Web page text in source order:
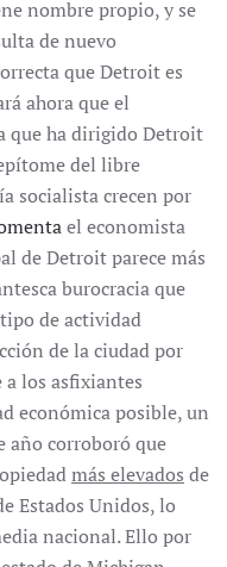
nombre propio, y se
de nuevo
que Detroit es
ahora que el
que ha dirigido Detroit
del libre
socialista crecen por
el economista
de Detroit parece más
burocracia que
de actividad
de la ciudad por
a los asfixiantes
económica posible, un
año corroboró que
más elevados de
Estados Unidos, lo
nacional. Ello por